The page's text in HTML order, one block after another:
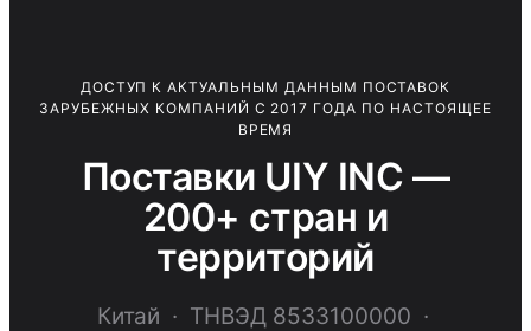
ДОСТУП К АКТУАЛЬНЫМ ДАННЫМ ПОСТАВОК
ЗАРУБЕЖНЫХ КОМПАНИЙ С 2017 ГОДА ПО НАСТОЯЩЕЕ
ВРЕМЯ
Поставки UIY INC —
200+ стран и
территорий
Китай · ТНВЭД 8533100000 ·